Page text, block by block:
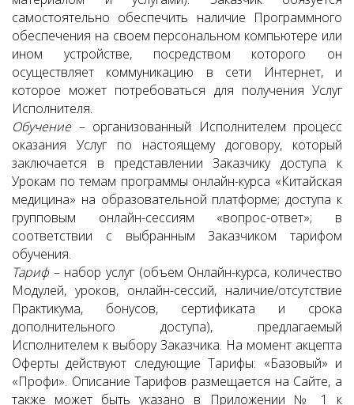
самостоятельно обеспечить наличие Программного
обеспечения на своем персональном компьютере или
ином устройстве, посредством которого он
осуществляет коммуникацию в сети Интернет, и
которое может потребоваться для получения Услуг
Исполнителя.
Обучение – организованный Исполнителем процесс
оказания Услуг по настоящему договору, который
заключается в представлении Заказчику доступа к
Урокам по темам программы онлайн-курса «Китайская
медицина» на образовательной платформе; доступа к
групповым онлайн-сессиям «вопрос-ответ»; в
соответствии с выбранным Заказчиком тарифом
обучения.
Тариф – набор услуг (объем Онлайн-курса, количество
Модулей, уроков, онлайн-сессий, наличие/отсутствие
Практикума, бонусов, сертификата и срока
дополнительного доступа), предлагаемый
Исполнителем к выбору Заказчика. На момент акцепта
Оферты действуют следующие Тарифы: «Базовый» и
«Профи». Описание Тарифов размещается на Сайте, а
также может быть указано в Приложении № 1 к